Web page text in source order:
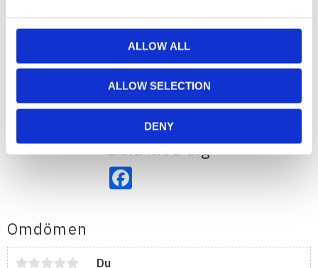
ALLOW ALL
ALLOW SELECTION
DENY
Effektiva lumen: 736
Lins: Okrossbar polycarbonat
Reflektor: IRIS Reflektor teknik
Ljusbild: 10° Spot
Dela med dig
Facebook
Omdömen
Du